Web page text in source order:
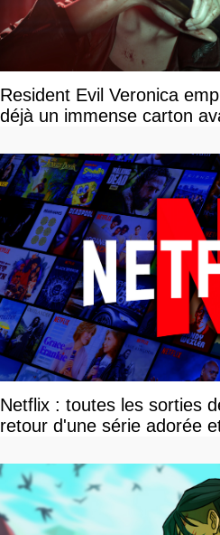
Resident Evil Veronica
déjà un immense carton
Netflix : toutes les sorties
retour d'une série adorée